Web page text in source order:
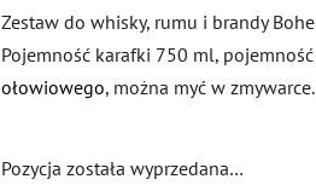
wynosi
0,0
na
gwiazdek.
Zestaw do whisky, rumu i brandy
Pojemność karafki 750 ml,
ołowiowego, można myć w zmywarce.
Pozycja została wyprzedana…